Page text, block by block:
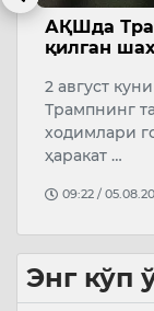
АҚШда
қилган
2 август
Трампнинг
ходимлари
ҳаракат …
09:22 /
Энг кўп